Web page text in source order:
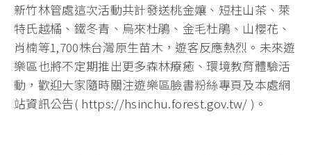
新竹林管處這次活動共計發送桃金孃、短柱山茶、萊
特氏越橘、鐵冬青、烏來杜鵑、金毛杜鵑、山櫻花、
肖楠等1,700株台灣原生苗木，遊客反應熱烈。未來遊
樂區也將不定期推出更多森林療癒、環境教育體驗活
動，歡迎大家隨時關注遊樂區臉書粉絲專頁及本處網
站資訊公告( https://hsinchu.forest.gov.tw/ )。